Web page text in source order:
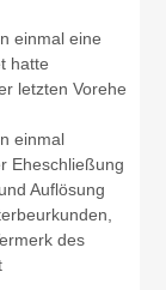
einmal eine
hatte
letzten Vorehe
einmal
Eheschließung
Auflösung
des